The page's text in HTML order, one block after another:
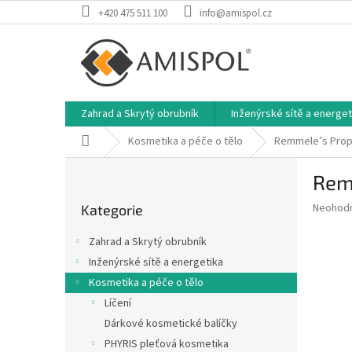
na
+420 475 511 100 info@amispol.cz
Zahrad a Skrytý obrubník Inženýrské sítě a
Domů Kosmetika a péče o tělo Remmele’s
n
kategorie
Kategorie
Zahrad a Skrytý obrubník
Inženýrské sítě a energetika
Kosmetika a péče o tělo
Líčení
Dárkové kosmetické balíčky
PHYRIS pleťová kosmetika